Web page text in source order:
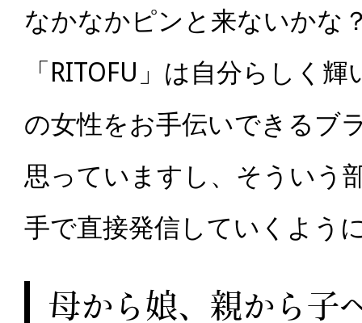
なかなかピンと来ないかな
「RITOFU」は自分らしく
の女性をお手伝いできるブ
思っていますし、そういう
手で直接発信していくよう
母から娘、親から子